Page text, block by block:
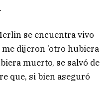
se encuentra vivo
dijeron ‘otro hubiera
muerto, se salvó de
que, si bien aseguró